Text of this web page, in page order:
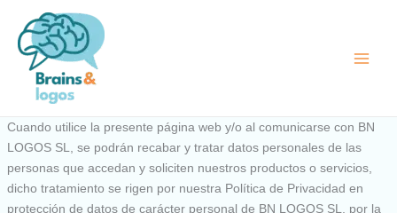
contenido
Cuando utilice la presente página web y/o al comunicarse con BN
LOGOS SL, se podrán recabar y tratar datos personales de las
personas que accedan y soliciten nuestros productos o servicios,
dicho tratamiento se rigen por nuestra Política de Privacidad en
protección de datos de carácter personal de BN LOGOS SL, por la